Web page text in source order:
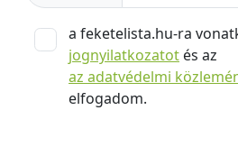
a feketelista.hu-ra
jognyilatkozatot és az
az adatvédelmi
elfogadom.